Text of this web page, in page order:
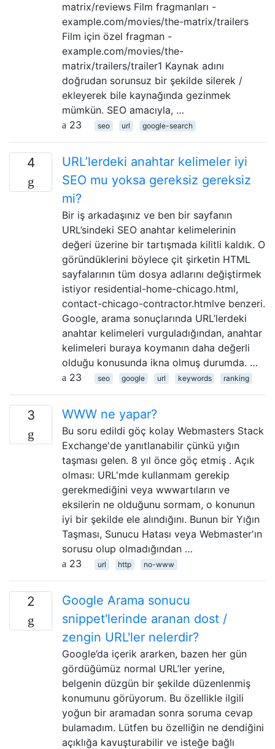
matrix/reviews Film fragmanları -
example.com/movies/the-matrix/trailers
Film için özel fragman -
example.com/movies/the-
matrix/trailers/trailer1 Kaynak adını
doğrudan sorunsuz bir şekilde silerek /
ekleyerek bile kaynağında gezinmek
mümkün. SEO amacıyla, …
23
seo url google-search
4
URL’lerdeki anahtar kelimeler iyi
SEO mu yoksa gereksiz gereksiz
mi?
Bir iş arkadaşınız ve ben bir sayfanın
URL’sindeki SEO anahtar kelimelerinin
değeri üzerine bir tartışmada kilitli kaldık. O
göründüklerini böylece çit şirketin HTML
sayfalarının tüm dosya adlarını değiştirmek
istiyor residential-home-chicago.html,
contact-chicago-contractor.htmlve benzeri.
Google, arama sonuçlarında URL’lerdeki
anahtar kelimeleri vurguladığından, anahtar
kelimeleri buraya koymanın daha değerli
olduğu konusunda ikna olmuş durumda. …
23
seo google url keywords ranking
3 WWW ne yapar?
Bu soru edildi göç kolay Webmasters Stack
Exchange'de yanıtlanabilir çünkü yığın
taşması gelen. 8 yıl önce göç etmiş . Açık
olması: URL'mde kullanmam gerekip
gerekmediğini veya wwwartıların ve
eksilerin ne olduğunu sormam, o konunun
iyi bir şekilde ele alındığını. Bunun bir Yığın
Taşması, Sunucu Hatası veya Webmaster'ın
sorusu olup olmadığından …
23
url http no-www
2
Google Arama sonucu
snippet'lerinde aranan dost /
zengin URL'ler nelerdir?
Google’da içerik ararken, bazen her gün
gördüğümüz normal URL’ler yerine,
belgenin düzgün bir şekilde düzenlenmiş
konumunu görüyorum. Bu özellikle ilgili
yoğun bir aramadan sonra soruma cevap
bulamadım. Lütfen bu özelliğin ne dendiğini
açıklığa kavuşturabilir ve isteğe bağlı